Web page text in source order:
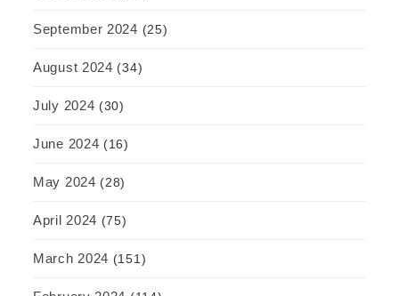
September 2024 (25)
August 2024 (34)
July 2024 (30)
June 2024 (16)
May 2024 (28)
April 2024 (75)
March 2024 (151)